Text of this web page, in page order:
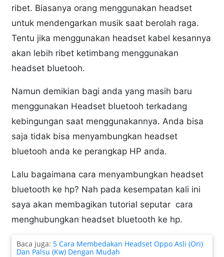
ribet. Biasanya orang menggunakan headset
untuk mendengarkan musik saat berolah raga.
Tentu jika menggunakan headset kabel kesannya
akan lebih ribet ketimbang menggunakan
headset bluetooh.
Namun demikian bagi anda yang masih baru
menggunakan Headset bluetooh terkadang
kebingungan saat menggunakannya. Anda bisa
saja tidak bisa menyambungkan headset
bluetooh anda ke perangkap HP anda.
Lalu bagaimana cara menyambungkan headset
bluetooth ke hp? Nah pada kesempatan kali ini
saya akan membagikan tutorial seputar cara
menghubungkan headset bluetooth ke hp.
Baca juga: 5 Cara Membedakan Headset Oppo Asli (Ori)
Dan Palsu (Kw) Dengan Mudah